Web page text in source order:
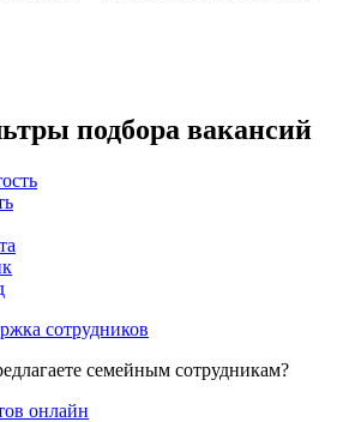
подбора вакансий
сотрудников
семейным сотрудникам?
онлайн